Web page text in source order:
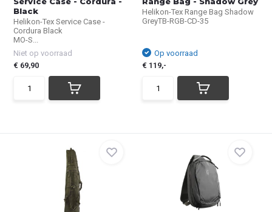
Black
Helikon-Tex Service Case -
Cordura Black
MO-S...
Niet op voorraad
€ 69,90
Helikon-Tex Range Bag Shadow
GreyTB-RGB-CD-35
Op voorraad
€ 119,-